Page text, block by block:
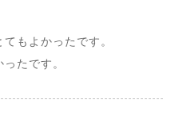
もよかったです。
たです。